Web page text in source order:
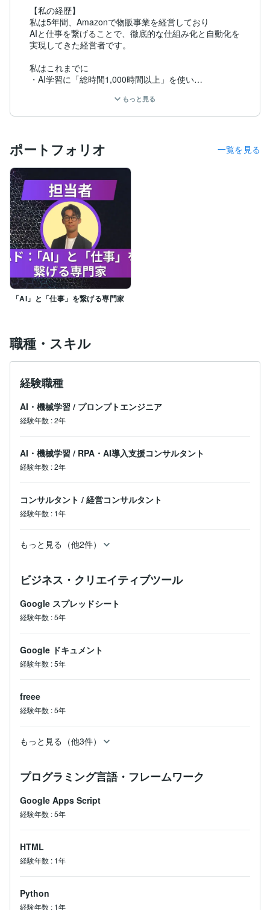
【私の経歴】
私は5年間、Amazonで物販事業を経営しており
AIと仕事を繋げることで、徹底的な仕組み化と自動化を
実現してきた経営者です。
私はこれまでに
・AI学習に「総時間1,000時間以上」を使い
・AIを使って「自社業務の7割を自動化」してきまし
た。
タッフのみで収益を生み出す様になり、
改めてAIの素晴らしさを感じるとともに、私がAIから受
けた恩恵を皆様に広めたい！という思いから、
”AIと仕事を繋げる専門家”として活動するに至ります。
【私の強みと得意なこと】
私は単なる”AI専門家”ではありません。
私は
・AIを自らの事業で実際に使い、
・自動化の仕組みを作り、
・実績を上げてきた経営者の経験を持つ
”AIと仕事を繋げる専門家”です。
そんな私がこれまでの知見を活かして、こんな事ができ
・AIを使って事業の仕組み化・自動化方法の提示
る方法を提示します。
【ミッション】
私のミッションは、AIの力であなたの仕事を効率化し、
その先にある「人生の豊かさ」を創り出すことです。
それは、お子様とのかけがえのない時間かもしれませ
ん。
それは、趣味に没頭する時間かもしれません。
それは、新しい事業のアイデアを練る、創造的な時間か
そんな「本当にやりたい事」が出来る時間を、AIを使っ
て創っていく。
それが私の使命です。
まずはお気軽にご相談ください。
あなたがどんな事に悩んでいて、どんな事に課題を感じ
私のこれまでの知見を活かして、より良い未来を作るお
手伝いをさせて頂きます。
もっと見る
ポートフォリオ 一覧を見る
「AI」と「仕事」を繋げる専門家
職種・スキル
経験職種
AI・機械学習 / プロンプトエンジニア
経験年数 :2年
AI・機械学習 / RPA・AI導入支援コンサルタント
経験年数 :2年
コンサルタント / 経営コンサルタント
経験年数 : 1年
もっと見る（他2件）
ビジネス・クリエイティブツール
Google スプレッドシート
経験年数 :5年
Google ドキュメント
経験年数 :5年
freee
経験年数 :5年
もっと見る（他3件）
プログラミング言語・フレームワーク
Google Apps Script
経験年数 :5年
HTML
経験年数 : 1年
Python
経験年数 : 1年